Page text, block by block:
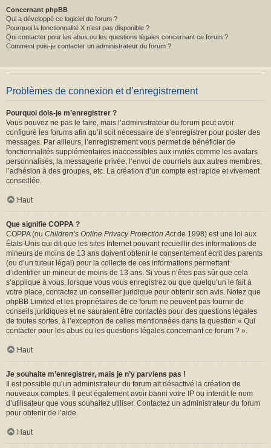
Concernant phpBB
Qui a développé ce logiciel de forum ?
Pourquoi la fonctionnalité X n’est pas disponible ?
Qui contacter pour les abus ou les questions légales concernant ce forum ?
Comment puis-je contacter un administrateur du forum ?
Problèmes de connexion et d’enregistrement
Pourquoi dois-je m’enregistrer ?
Vous pouvez ne pas le faire, mais l’administrateur du forum peut avoir
configuré les forums afin qu’il soit nécessaire de s’enregistrer pour poster des
messages. Par ailleurs, l’enregistrement vous permet de bénéficier de
fonctionnalités supplémentaires inaccessibles aux invités comme les avatars
personnalisés, la messagerie privée, l’envoi de courriels aux autres membres,
l’adhésion à des groupes, etc. La création d’un compte est rapide et vivement
conseillée.
Haut
Que signifie COPPA ?
COPPA (ou Children’s Online Privacy Protection Actde 1998) est une loi aux
États-Unis qui dit que les sites Internet pouvant recueillir des informations de
mineurs de moins de 13 ans doivent obtenir le consentement écrit des parents
(ou d’un tuteur légal) pour la collecte de ces informations permettant
d’identifier un mineur de moins de 13 ans. Si vous n’êtes pas sûr que cela
s’applique à vous, lorsque vous vous enregistrez ou que quelqu’un le fait à
votre place, contactez un conseiller juridique pour obtenir son avis. Notez que
phpBB Limited et les propriétaires de ce forum ne peuvent pas fournir de
conseils juridiques et ne sauraient être contactés pour des questions légales
de toutes sortes, à l’exception de celles mentionnées dans la question « Qui
contacter pour les abus ou les questions légales concernant ce forum ? ».
Haut
Je souhaite m’enregistrer, mais je n’y parviens pas !
Il est possible qu’un administrateur du forum ait désactivé la création de
nouveaux comptes. Il peut également avoir banni votre IP ou interdit le nom
d’utilisateur que vous souhaitez utiliser. Contactez un administrateur du forum
pour obtenir de l’aide.
Haut